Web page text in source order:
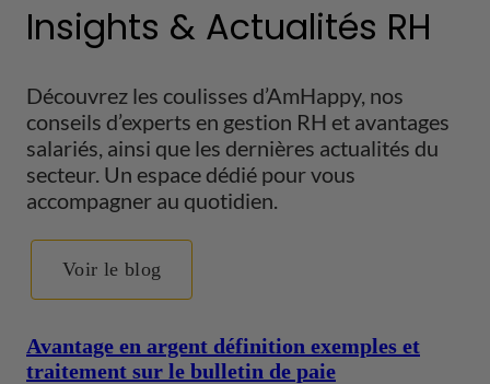
Insights & Actualités RH
Découvrez les coulisses d’AmHappy, nos
conseils d’experts en gestion RH et avantages
salariés, ainsi que les dernières actualités du
secteur. Un espace dédié pour vous
accompagner au quotidien.
Voir le blog
Avantage en argent définition exemples et
traitement sur le bulletin de paie